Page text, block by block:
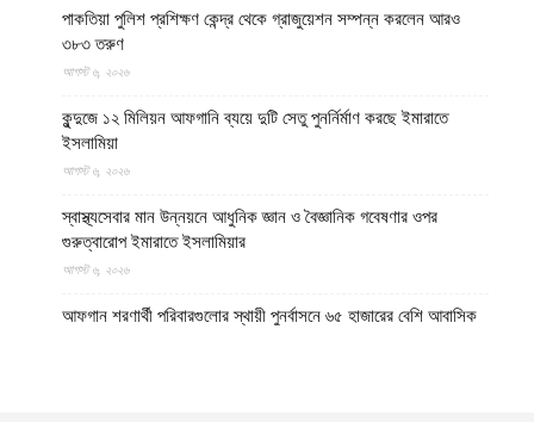
পাকতিয়া পুলিশ প্রশিক্ষণ কেন্দ্র থেকে গ্রাজুয়েশন সম্পন্ন করলেন আরও
৩৮৩ তরুণ
আগস্ট ৬, ২০২৬
কুন্দুজে ১২ মিলিয়ন আফগানি ব্যয়ে দুটি সেতু পুনর্নির্মাণ করছে ইমারাতে
ইসলামিয়া
আগস্ট ৬, ২০২৬
স্বাস্থ্যসেবার মান উন্নয়নে আধুনিক জ্ঞান ও বৈজ্ঞানিক গবেষণার ওপর
গুরুত্বারোপ ইমারাতে ইসলামিয়ার
আগস্ট ৬, ২০২৬
আফগান শরণার্থী পরিবারগুলোর স্থায়ী পুনর্বাসনে ৬৫ হাজারের বেশি আবাসিক